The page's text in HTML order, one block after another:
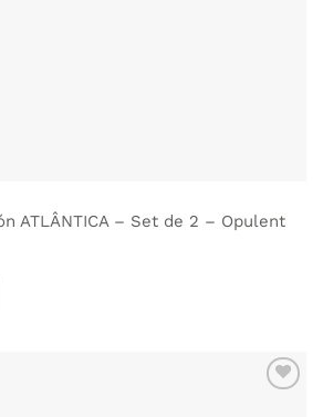
ATLÂNTICA – Set de 2 – Opulent